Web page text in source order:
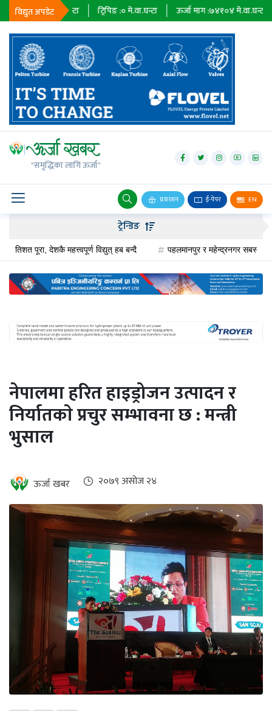
विद्युत अपडेट
मे.वा.घन्टा ट्रिपिङ : मे.वा.घन्टा ऊर्जा माग : ७४१०४मे.वा.घन्टा
"समृद्धिका लागि ऊर्जा"
प्रकाशन ई-पेपर EN
जलविद्युत्
सोलार
वायु
बायोग्यास
पेट्रोलियम
अन्तर्राष्ट्रिय
ऊर्जा
दक्षता
खबर
हरित
हाइड्रोजन
सम्पादकीय
बैंक
पर्यटन
प्रोफाइल
ऊर्जा
विशेष
ट्रेन्डिङ
देशकै महत्त्वपूर्ण विद्युत् हब बन्दै पहलमानपुर र महेन्द्रनगर सबस्टेसनको
नेपालमा हरित हाइड्रोजन उत्पादन र
निर्यातकाे प्रचुर सम्भावना छ : मन्त्री
भुसाल
ऊर्जा खबर २०७९ असोज २४